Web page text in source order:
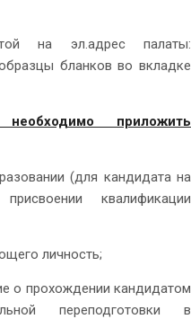
на эл.адрес палаты:
бланков во вкладке
приложить
(для кандидата на
квалификации
личность;
о прохождении кандидатом
переподготовки в